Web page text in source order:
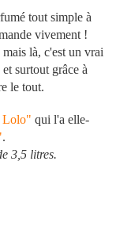
tout simple à
vivement !
là, c'est un vrai
surtout grâce à
le tout.
Lolo" qui l'a elle-
.
3,5 litres.